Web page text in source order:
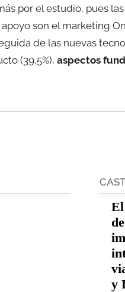
por el estudio, pues
son el marketing
de las nuevas
(39,5%), aspectos
El
y